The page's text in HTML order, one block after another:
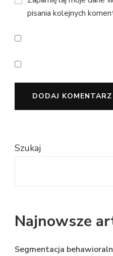
pisania kolejnych
Szukaj
Najnowsze
Segmentacja